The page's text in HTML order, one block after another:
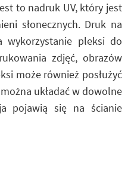
to nadruk UV, który jest
słonecznych. Druk na
wykorzystanie pleksi do
zdjęć, obrazów
może również posłużyć
układać w dowolne
pojawią się na ścianie